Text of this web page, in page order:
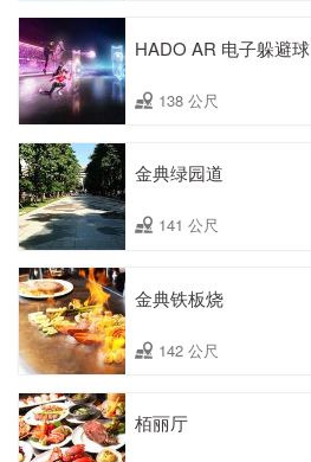
HADO AR 电子躲避球
138 公尺
金典绿园道
141 公尺
金典铁板烧
142 公尺
栢丽厅